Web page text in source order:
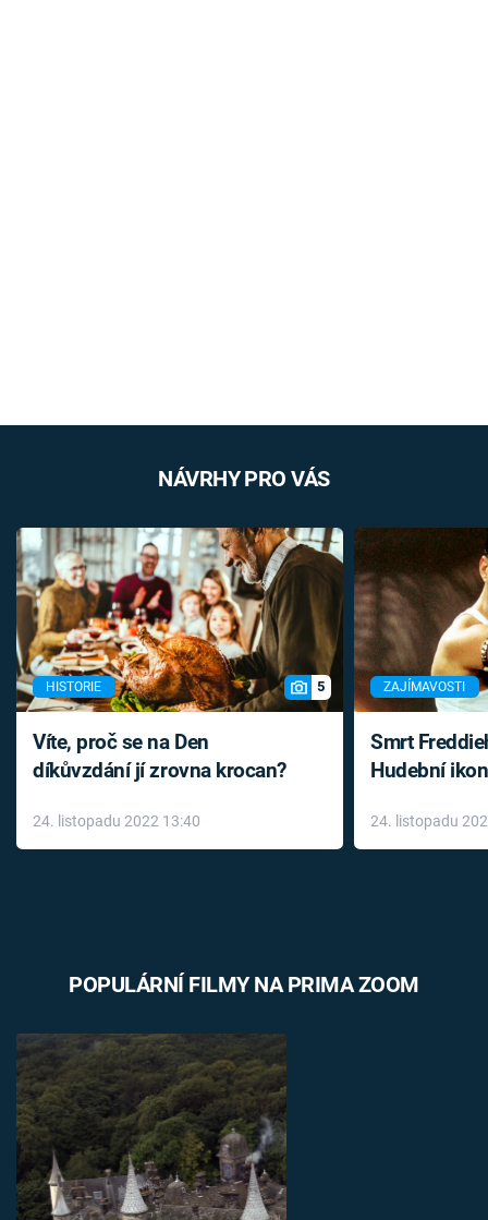
NÁVRHY PRO VÁS
HISTORIE 5
Víte, proč se na Den
díkůvzdání jí zrovna krocan?
24. listopadu 2022 13:40
ZAJÍMAVOSTI
Smrt
Hudební
léky
24. listopadu
POPULÁRNÍ FILMY NA PRIMA ZOOM